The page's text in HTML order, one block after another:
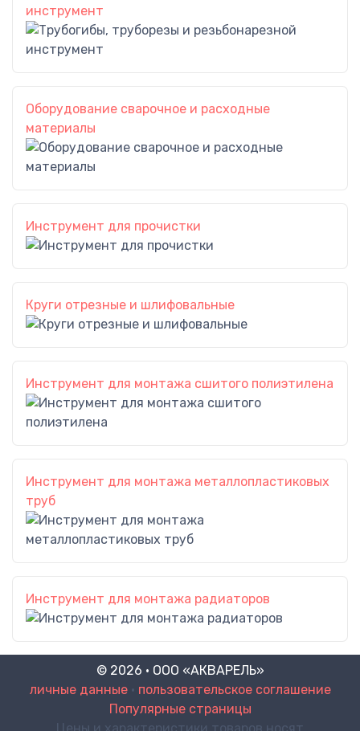
инструмент
Оборудование сварочное и расходные
материалы
Инструмент для прочистки
Круги отрезные и шлифовальные
Инструмент для монтажа сшитого полиэтилена
Инструмент для монтажа металлопластиковых
труб
Инструмент для монтажа радиаторов
© 2026 · ООО «АКВАРЕЛЬ»
личные данные• пользовательское соглашение
Популярные страницы